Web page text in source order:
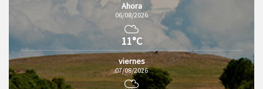
Ahora
06/08/2026
11°C
viernes
07/08/2026